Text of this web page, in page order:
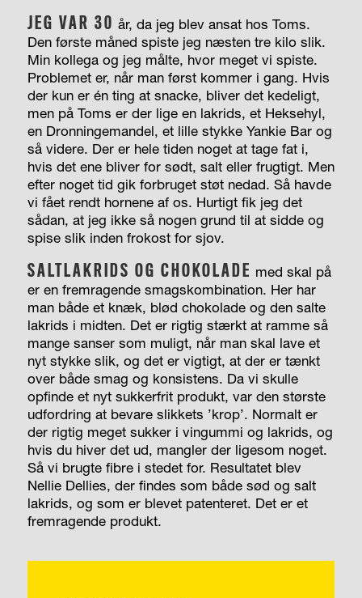
JEG VAR 30 år, da jeg blev ansat hos Toms.
Den første måned spiste jeg næsten tre kilo slik.
Min kollega og jeg målte, hvor meget vi spiste.
Problemet er, når man først kommer i gang. Hvis
der kun er én ting at snacke, bliver det kedeligt,
men på Toms er der lige en lakrids, et Heksehyl,
en Dronningemandel, et lille stykke Yankie Bar og
så videre. Der er hele tiden noget at tage fat i,
hvis det ene bliver for sødt, salt eller frugtigt. Men
efter noget tid gik forbruget støt nedad. Så havde
vi fået rendt hornene af os. Hurtigt fik jeg det
sådan, at jeg ikke så nogen grund til at sidde og
spise slik inden frokost for sjov.
SALTLAKRIDS OG CHOKOLADE med skal på
er en fremragende smagskombination. Her har
man både et knæk, blød chokolade og den salte
lakrids i midten. Det er rigtig stærkt at ramme så
mange sanser som muligt, når man skal lave et
nyt stykke slik, og det er vigtigt, at der er tænkt
over både smag og konsistens. Da vi skulle
opfinde et nyt sukkerfrit produkt, var den største
udfordring at bevare slikkets ’krop’. Normalt er
der rigtig meget sukker i vingummi og lakrids, og
hvis du hiver det ud, mangler der ligesom noget.
Så vi brugte fibre i stedet for. Resultatet blev
Nellie Dellies, der findes som både sød og salt
lakrids, og som er blevet patenteret. Det er et
fremragende produkt.